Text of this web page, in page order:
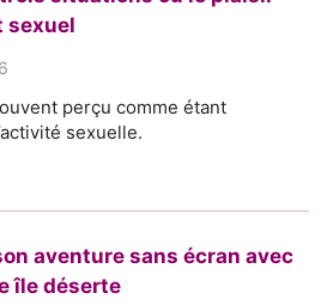
sexuel
perçu comme étant
sexuelle.
aventure sans écran avec
île déserte